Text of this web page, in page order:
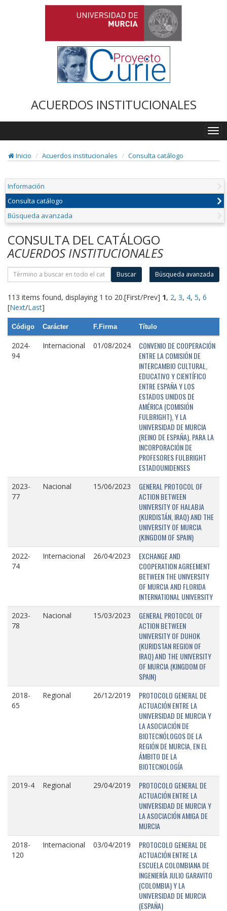
ACUERDOS INSTITUCIONALES
Inicio
Acuerdos institucionales Consulta catálogo
Información
Consulta catálogo
Búsqueda avanzada
CONSULTA DEL CATÁLOGO
ACUERDOS INSTITUCIONALES
Buscar Búsqueda avanzada
113 items found, displaying 1 to 20.[First/Prev] 1, 2, 3, 4, 5, 6
[Next/Last]
Código Carácter F.Firma Título
2024-
94
Internacional 01/08/2024
CONVENIO DE COOPERACIÓN
ENTRE LA COMISIÓN DE
INTERCAMBIO CULTURAL,
EDUCATIVO Y CIENTÍFICO
ENTRE ESPAÑA Y LOS
ESTADOS UNIDOS DE
AMÉRICA (COMISIÓN
FULBRIGHT), Y LA
UNIVERSIDAD DE MURCIA
(REINO DE ESPAÑA), PARA LA
INCORPORACIÓN DE
PROFESORES FULBRIGHT
ESTADOUNIDENSES
2023-
77
Nacional 15/06/2023
GENERAL PROTOCOL OF
ACTION BETWEEN
UNIVERSITY OF HALABJA
(KURDISTÁN, IRAQ) AND THE
UNIVERSITY OF MURCIA
(KINGDOM OF SPAIN)
2022-
74
Internacional 26/04/2023
EXCHANGE AND
COOPERATION AGREEMENT
BETWEEN THE UNIVERSITY
OF MURCIA AND FLORIDA
INTERNATIONAL UNIVERSITY
2023-
78
Nacional 15/03/2023
GENERAL PROTOCOL OF
ACTION BETWEEN
UNIVERSITY OF DUHOK
(KURIDSTAN REGION OF
IRAQ) AND THE UNIVERSITY
OF MURCIA (KINGDOM OF
SPAIN)
2018-
65
Regional 26/12/2019
PROTOCOLO GENERAL DE
ACTUACIÓN ENTRE LA
UNIVERSIDAD DE MURCIA Y
LA ASOCIACIÓN DE
BIOTECNÓLOGOS DE LA
REGIÓN DE MURCIA, EN EL
ÁMBITO DE LA
BIOTECNOLOGÍA
2019-4 Regional 29/04/2019
PROTOCOLO GENERAL DE
ACTUACIÓN ENTRE LA
UNIVERSIDAD DE MURCIA Y
LA ASOCIACIÓN AMIGA DE
MURCIA
2018-
120
Internacional 03/04/2019
PROTOCOLO GENERAL DE
ACTUACIÓN ENTRE LA
ESCUELA COLOMBIANA DE
INGENIERÍA JULIO GARAVITO
(COLOMBIA) Y LA
UNIVERSIDAD DE MURCIA
(ESPAÑA)